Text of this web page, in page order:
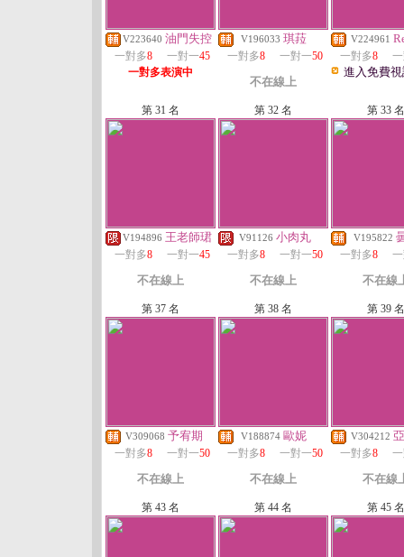
V223640 油門失控
一對多8 一對一45
一對多表演中
V196033 琪菈
一對多8 一對一50
不在線上
V224961
一對多8
進入免費
第 31 名
V194896 王老師珺
一對多8 一對一45
不在線上
第 32 名
V91126 小肉丸
一對多8 一對一50
不在線上
第 33 名
V195822
一對多8
不在線
第 37 名
V309068 予宥期
一對多8 一對一50
不在線上
第 38 名
V188874 歐妮
一對多8 一對一50
不在線上
第 39 名
V304212
一對多8
不在線
第 43 名 第 44 名 第 45 名